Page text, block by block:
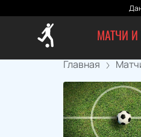
МАТЧИ
Главная